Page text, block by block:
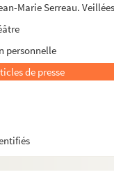
Marie Serreau.
personnelle
de presse